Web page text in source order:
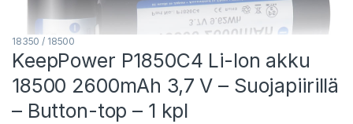
18350 / 18500
KeepPower P1850C4 Li-Ion akku
18500 2600mAh 3,7 V – Suojapiirillä
– Button-top – 1 kpl